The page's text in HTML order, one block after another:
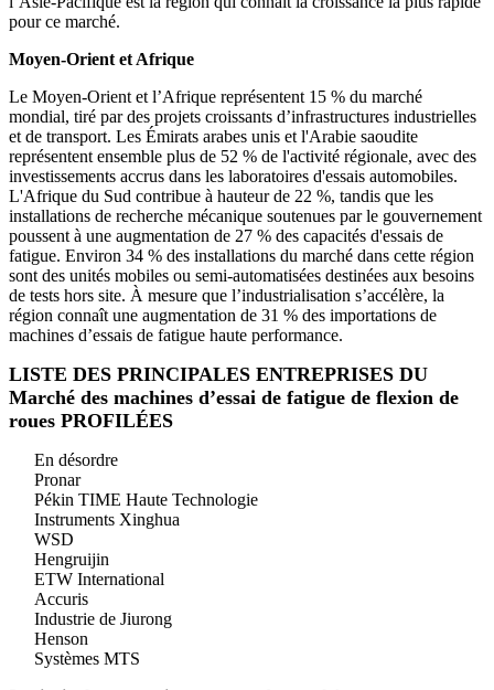
pour ce marché.
Moyen-Orient et Afrique
Le Moyen-Orient et l’Afrique représentent 15 % du marché
mondial, tiré par des projets croissants d’infrastructures industrielles
et de transport. Les Émirats arabes unis et l'Arabie saoudite
représentent ensemble plus de 52 % de l'activité régionale, avec des
investissements accrus dans les laboratoires d'essais automobiles.
L'Afrique du Sud contribue à hauteur de 22 %, tandis que les
installations de recherche mécanique soutenues par le gouvernement
poussent à une augmentation de 27 % des capacités d'essais de
fatigue. Environ 34 % des installations du marché dans cette région
sont des unités mobiles ou semi-automatisées destinées aux besoins
de tests hors site. À mesure que l’industrialisation s’accélère, la
région connaît une augmentation de 31 % des importations de
machines d’essais de fatigue haute performance.
LISTE DES PRINCIPALES ENTREPRISES DU
Marché des machines d’essai de fatigue de flexion de
roues PROFILÉES
En désordre
Pronar
Pékin TIME Haute Technologie
Instruments Xinghua
WSD
Hengruijin
ETW International
Accuris
Industrie de Jiurong
Henson
Systèmes MTS